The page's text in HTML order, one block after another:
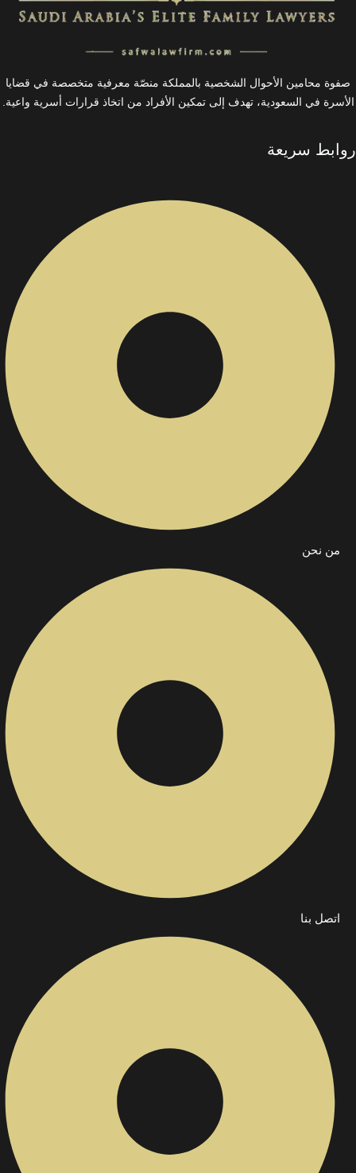
صفوة محامين الأحوال الشخصية بالمملكة منصّة معرفية متخصصة في قضايا
الأسرة في السعودية، تهدف إلى تمكين الأفراد من اتخاذ قرارات أسرية واعية.
روابط سريعة
من نحن
اتصل بنا